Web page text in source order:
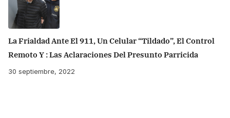
La Frialdad Ante El 911, Un Celular “tildado”, El Control
Remoto Y : Las Aclaraciones Del Presunto Parricida
30 septiembre, 2022